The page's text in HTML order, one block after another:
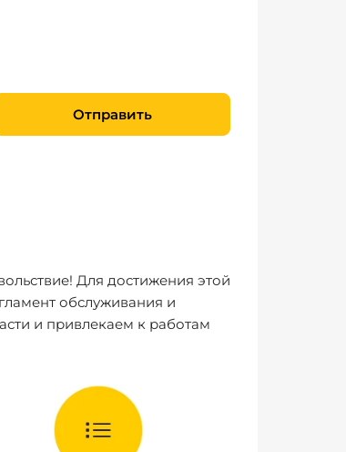
Отправить
Для достижения этой
обслуживания и
и привлекаем к работам